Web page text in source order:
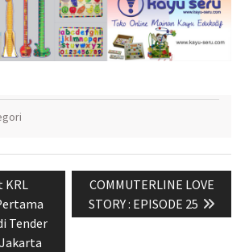
KRL
Tender
Next
post:
COMMUTERLINE LOVE
STORY : EPISODE 25